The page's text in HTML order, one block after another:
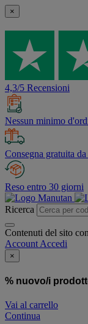
×
4,3/5 Recensioni
Nessun minimo
Consegna gratuita
Reso entro 30 giorni
Ricerca
Contenuti del sito
Account Accedi
×
% nuovo/i
Vai al carrello
Continua